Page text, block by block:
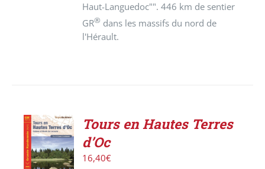
Haut-Languedoc"". 446 km de sentier
GR® dans les massifs du nord de
l'Hérault.
ACHETER
LE
PRODUIT
Tours en Hautes Terres
d’Oc
16,40€